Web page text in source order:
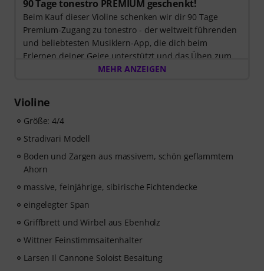
90 Tage tonestro PREMIUM geschenkt!
Beim Kauf dieser Violine schenken wir dir 90 Tage
Premium-Zugang zu tonestro - der weltweit führenden
und beliebtesten Musiklern-App, die dich beim
Erlernen deiner Geige unterstützt und das Üben zum
hochwertiger Begleitmusik
zielgerichteten Übungen
von tonestro hört dir beim Spielen zu, analysiert jeden
zur Tonhöhe und Rhythmus. Ergreife jetzt die Chance,
deine Geigenfähigkeiten flexibel, effektiv und mit
Freude zu entwickeln – zu jeder Zeit, an jedem Ort.
Keine automatische Verlängerung!
MEHR ANZEIGEN
Violine
Größe: 4/4
Stradivari Modell
Boden und Zargen aus massivem, schön geflammtem
Ahorn
massive, feinjährige, sibirische Fichtendecke
eingelegter Span
Griffbrett und Wirbel aus Ebenholz
Wittner Feinstimmsaitenhalter
Larsen Il Cannone Soloist Besaitung